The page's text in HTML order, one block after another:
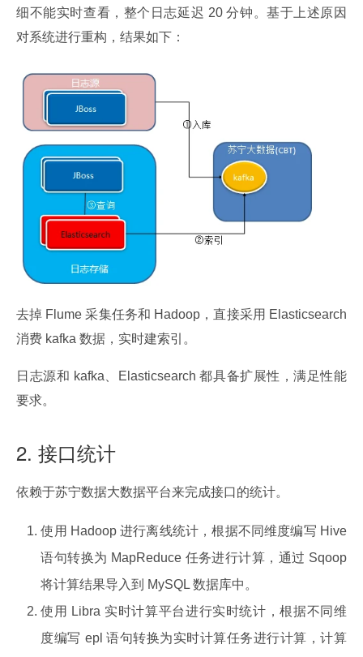
细不能实时查看，整个日志延迟 20 分钟。基于上述原因
对系统进行重构，结果如下：
去掉 Flume 采集任务和 Hadoop，直接采用 Elasticsearch
消费 kafka 数据，实时建索引。
日志源和 kafka、Elasticsearch 都具备扩展性，满足性能
要求。
2. 接口统计
依赖于苏宁数据大数据平台来完成接口的统计。
使用 Hadoop 进行离线统计，根据不同维度编写 Hive
语句转换为 MapReduce 任务进行计算，通过 Sqoop
将计算结果导入到 MySQL 数据库中。
使用 Libra 实时计算平台进行实时统计，根据不同维
度编写 epl 语句转换为实时计算任务进行计算，计算